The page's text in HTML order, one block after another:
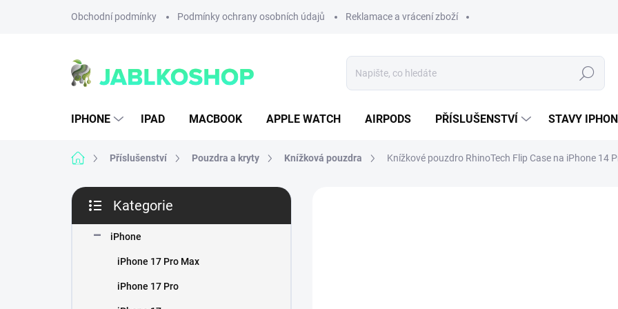
Obchodní podmínky Podmínky ochrany osobních údajů Reklamace a vrácení zboží
Hledat
IPHONE IPAD MACBOOK APPLE WATCH AIRPODS PŘÍSLUŠENSTVÍ STAVY
Domů Příslušenství Pouzdra a kryty Knížková pouzdra Knížkové pouzdro RhinoTech Flip Case na iPhone 14
P
s
kategorie
Kategorie
iPhone
iPhone 17 Pro Max
iPhone 17 Pro